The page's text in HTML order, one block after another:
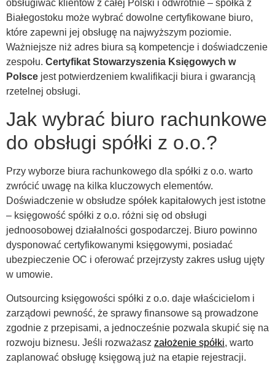
obsługiwać klientów z całej Polski i odwrotnie – spółka z
Białegostoku może wybrać dowolne certyfikowane biuro,
które zapewni jej obsługę na najwyższym poziomie.
Ważniejsze niż adres biura są kompetencje i doświadczenie
zespołu. Certyfikat Stowarzyszenia Księgowych w
Polsce jest potwierdzeniem kwalifikacji biura i gwarancją
rzetelnej obsługi.
Jak wybrać biuro rachunkowe
do obsługi spółki z o.o.?
Przy wyborze biura rachunkowego dla spółki z o.o. warto
zwrócić uwagę na kilka kluczowych elementów.
Doświadczenie w obsłudze spółek kapitałowych jest istotne
– księgowość spółki z o.o. różni się od obsługi
jednoosobowej działalności gospodarczej. Biuro powinno
dysponować certyfikowanymi księgowymi, posiadać
ubezpieczenie OC i oferować przejrzysty zakres usług ujęty
w umowie.
Outsourcing księgowości spółki z o.o. daje właścicielom i
zarządowi pewność, że sprawy finansowe są prowadzone
zgodnie z przepisami, a jednocześnie pozwala skupić się na
rozwoju biznesu. Jeśli rozważasz założenie spółki, warto
zaplanować obsługę księgową już na etapie rejestracji.